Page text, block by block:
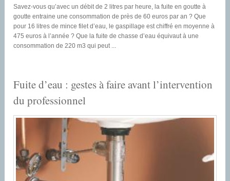
Savez-vous qu’avec un débit de 2 litres par heure, la fuite en goutte à
goutte entraine une consommation de près de 60 euros par an ? Que
pour 16 litres de mince filet d’eau, le gaspillage est chiffré en moyenne à
475 euros à l’année ? Que la fuite de chasse d’eau équivaut à une
consommation de 220 m3 qui peut ...
Fuite d’eau : gestes à faire avant l’intervention
du professionnel